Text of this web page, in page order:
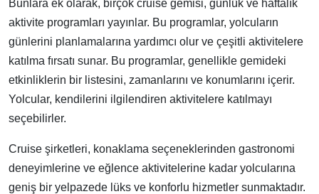
Bunlara ek olarak, birçok cruise gemisi, günlük ve haftalık
aktivite programları yayınlar. Bu programlar, yolcuların
günlerini planlamalarına yardımcı olur ve çeşitli aktivitelere
katılma fırsatı sunar. Bu programlar, genellikle gemideki
etkinliklerin bir listesini, zamanlarını ve konumlarını içerir.
Yolcular, kendilerini ilgilendiren aktivitelere katılmayı
seçebilirler.
Cruise şirketleri, konaklama seçeneklerinden gastronomi
deneyimlerine ve eğlence aktivitelerine kadar yolcularına
geniş bir yelpazede lüks ve konforlu hizmetler sunmaktadır.